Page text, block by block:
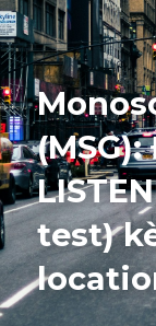
Tourism
Section 3
Section 4
Section 1
Social
HỌC
test)